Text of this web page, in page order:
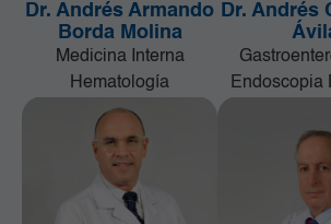
Dr. Andrés Armando
Borda Molina
Medicina Interna
Hematología
Dr. Andrés
Endoscopia